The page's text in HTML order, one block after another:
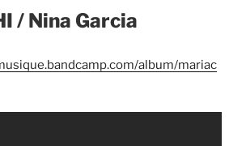
/ Nina Garcia
album/mariac